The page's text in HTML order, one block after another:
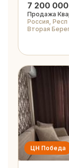
7 200
Продажа
Россия,
Вторая
ЦН Победа